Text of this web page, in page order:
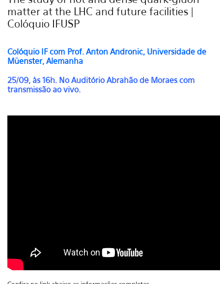
matter at the LHC and future facilities |
Colóquio IFUSP
Colóquio IF com Prof. Anton Andronic, Universidade de
Müenster, Alemanha
25/09, às 16h. No Auditório Abrahão de Moraes com
transmissão ao vivo.